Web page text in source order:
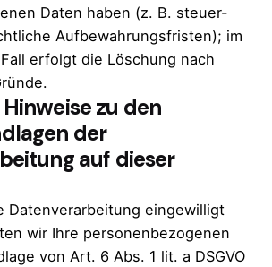
Daten haben (z. B. steuer-
Aufbewahrungsfristen); im
erfolgt die Löschung nach
zu den
der
auf dieser
Datenverarbeitung eingewilligt
wir Ihre personenbezogenen
von Art. 6 Abs. 1 lit. a DSGVO